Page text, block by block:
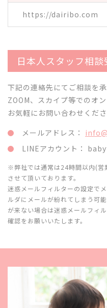
https://dairibo.com
日本人スタッフ相談
下記の連絡先にてご相談を承
ZOOM、スカイプ等でのオ
お気軽にお問い合わせくださ
メールアドレス：
LINEアカウント：
※弊社では通常は24時間以内(営
させて頂いております。
迷惑メールフィルターの設定で
ルダにメールが紛れてしまう可
が来ない場合は迷惑メールフィ
確認をお願いいたします。